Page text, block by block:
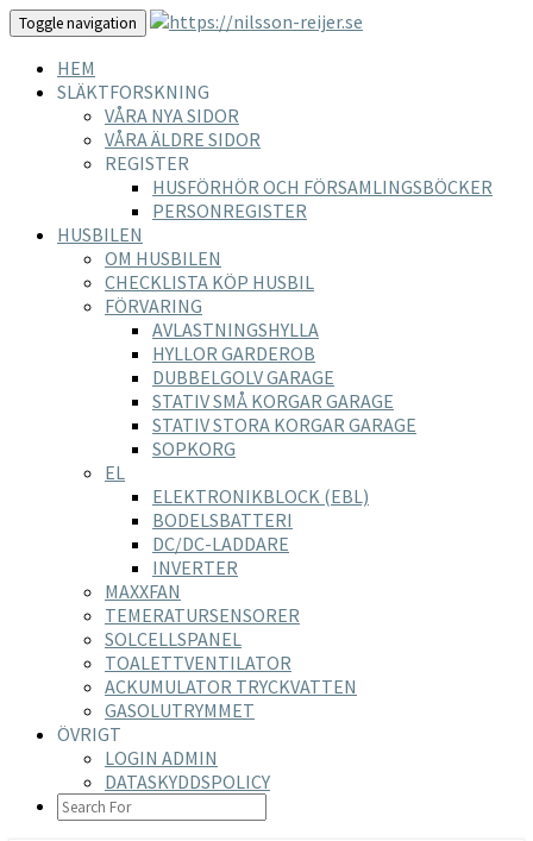
Toggle navigation
HEM
SLÄKTFORSKNING
VÅRA NYA SIDOR
VÅRA ÄLDRE SIDOR
REGISTER
HUSFÖRHÖR OCH FÖRSAMLINGSBÖCKER
PERSONREGISTER
HUSBILEN
OM HUSBILEN
CHECKLISTA KÖP HUSBIL
FÖRVARING
AVLASTNINGSHYLLA
HYLLOR GARDEROB
DUBBELGOLV GARAGE
STATIV SMÅ KORGAR GARAGE
STATIV STORA KORGAR GARAGE
SOPKORG
EL
ELEKTRONIKBLOCK (EBL)
BODELSBATTERI
DC/DC-LADDARE
INVERTER
MAXXFAN
TEMERATURSENSORER
SOLCELLSPANEL
TOALETTVENTILATOR
ACKUMULATOR TRYCKVATTEN
GASOLUTRYMMET
ÖVRIGT
LOGIN ADMIN
DATASKYDDSPOLICY
SEARCH
ICON